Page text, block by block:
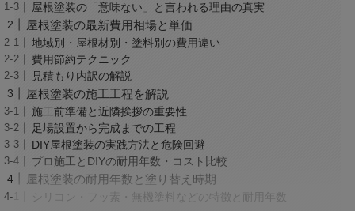
屋根塗装の「意味ない」と言われる理由の真実
屋根塗装の最新費用相場と単価
地域別・屋根材別・塗料別の費用違い
費用節約テクニック
見積もり内訳の解説
屋根塗装の施工工程を解説
施工前準備と近隣挨拶の重要性
足場設置から完成までの工程
DIY屋根塗装の実践方法と危険回避
プロ施工とDIYの耐用年数・コスト比較
屋根塗装の耐用年数と塗り替え時期
シリコン・フッ素・無機塗料などの特徴と耐用年数